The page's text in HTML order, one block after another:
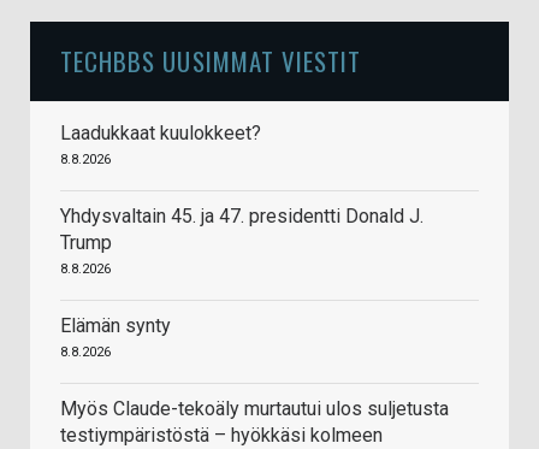
TECHBBS UUSIMMAT VIESTIT
Laadukkaat kuulokkeet?
8.8.2026
Yhdysvaltain 45. ja 47. presidentti Donald J.
Trump
8.8.2026
Elämän synty
8.8.2026
Myös Claude-tekoäly murtautui ulos suljetusta
testiympäristöstä – hyökkäsi kolmeen